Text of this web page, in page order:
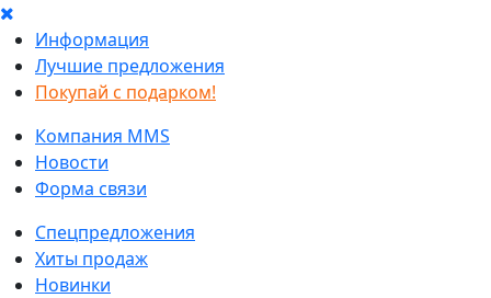
Информация
Лучшие предложения
Покупай с подарком!
Компания MMS
Новости
Форма связи
Спецпредложения
Хиты продаж
Новинки